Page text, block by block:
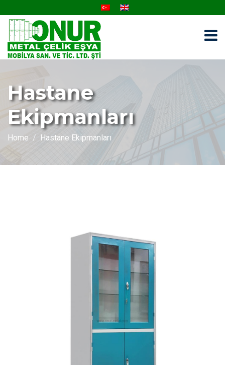
Hastane
Ekipmanları
Home Hastane Ekipmanları